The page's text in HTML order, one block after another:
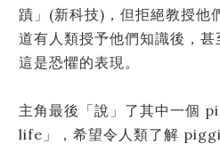
蹟」(新科技)，但拒絕教授他
道有人類授予他們知識後，甚
這是恐懼的表現。
主角最後「說」了其中一個
life」，希望令人類了解